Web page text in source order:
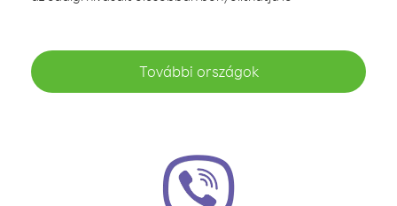
További országok